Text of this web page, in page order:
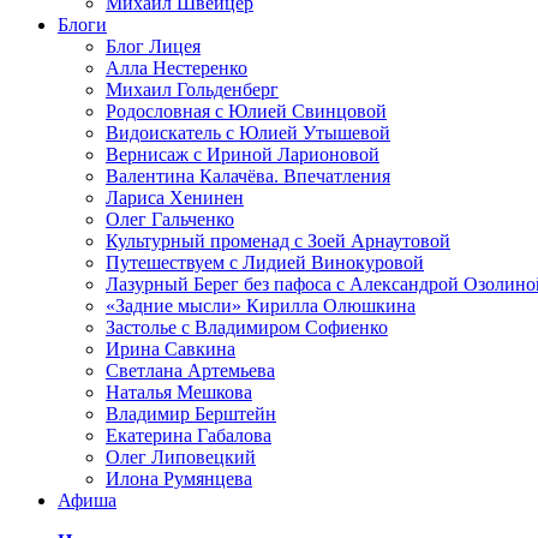
Блоги
Блог Лицея
Алла Нестеренко
Михаил Гольденберг
Родословная с Юлией Свинцовой
Видоискатель с Юлией Утышевой
Вернисаж с Ириной Ларионовой
Валентина Калачёва. Впечатления
Лариса Хенинен
Олег Гальченко
Культурный променад с Зоей Арнаутовой
Путешествуем с Лидией Винокуровой
Лазурный Берег без пафоса с Александрой
«Задние мысли» Кирилла Олюшкина
Застолье с Владимиром Софиенко
Ирина Савкина
Светлана Артемьева
Наталья Мешкова
Владимир Берштейн
Екатерина Габалова
Олег Липовецкий
Илона Румянцева
Афиша